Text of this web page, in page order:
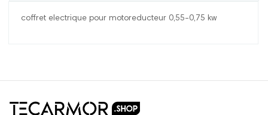
coffret electrique pour motoreducteur 0,55-0,75 kw
commentaire